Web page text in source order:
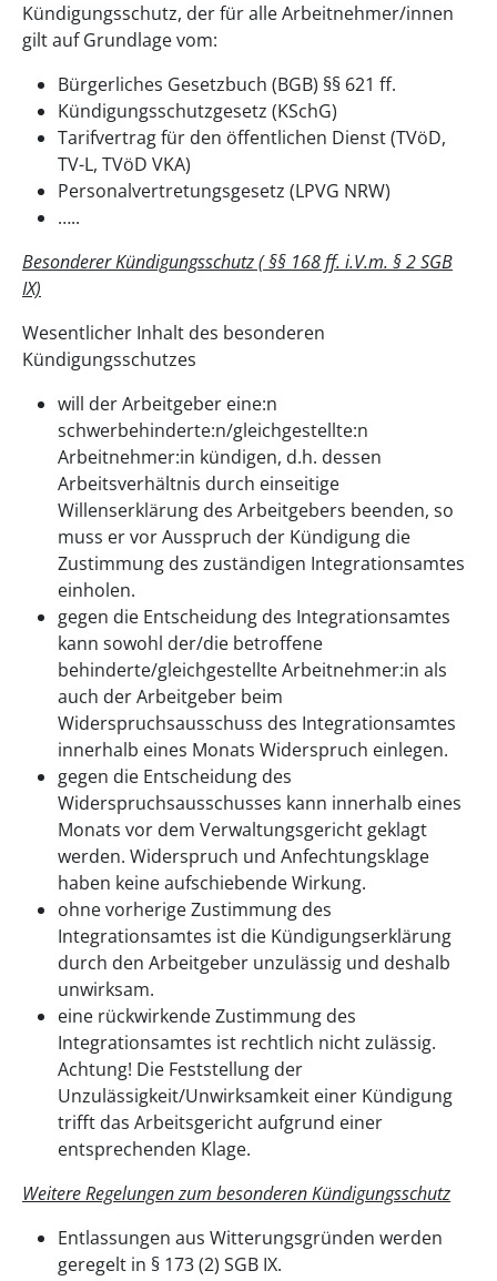
Kündigungsschutz, der für alle Arbeitnehmer/innen
gilt auf Grundlage vom:
Bürgerliches Gesetzbuch (BGB) §§ 621 ff.
Kündigungsschutzgesetz (KSchG)
Tarifvertrag für den öffentlichen Dienst (TVöD,
TV-L, TVöD VKA)
Personalvertretungsgesetz (LPVG NRW)
…..
Besonderer Kündigungsschutz ( §§ 168 ff. i.V.m. § 2 SGB
IX)
Wesentlicher Inhalt des besonderen
Kündigungsschutzes
will der Arbeitgeber eine:n
schwerbehinderte:n/gleichgestellte:n
Arbeitnehmer:in kündigen, d.h. dessen
Arbeitsverhältnis durch einseitige
Willenserklärung des Arbeitgebers beenden, so
muss er vor Ausspruch der Kündigung die
Zustimmung des zuständigen Integrationsamtes
einholen.
gegen die Entscheidung des Integrationsamtes
kann sowohl der/die betroffene
behinderte/gleichgestellte Arbeitnehmer:in als
auch der Arbeitgeber beim
Widerspruchsausschuss des Integrationsamtes
innerhalb eines Monats Widerspruch einlegen.
gegen die Entscheidung des
Widerspruchsausschusses kann innerhalb eines
Monats vor dem Verwaltungsgericht geklagt
werden. Widerspruch und Anfechtungsklage
haben keine aufschiebende Wirkung.
ohne vorherige Zustimmung des
Integrationsamtes ist die Kündigungserklärung
durch den Arbeitgeber unzulässig und deshalb
unwirksam.
eine rückwirkende Zustimmung des
Integrationsamtes ist rechtlich nicht zulässig.
Achtung! Die Feststellung der
Unzulässigkeit/Unwirksamkeit einer Kündigung
trifft das Arbeitsgericht aufgrund einer
entsprechenden Klage.
Weitere Regelungen zum besonderen Kündigungsschutz
Entlassungen aus Witterungsgründen werden
geregelt in § 173 (2) SGB IX.